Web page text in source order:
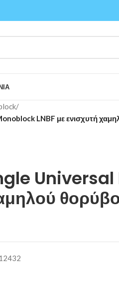
/
LNBF με ενισχυτή
Universal